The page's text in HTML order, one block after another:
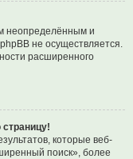
неопределённым и
не осуществляется.
расширенного
страницу!
которые веб-
поиск», более